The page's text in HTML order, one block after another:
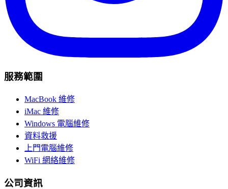
服務範圍
MacBook 維修
iMac 維修
Windows 電腦維修
資料救援
上門電腦維修
WiFi 網絡維修
公司資訊